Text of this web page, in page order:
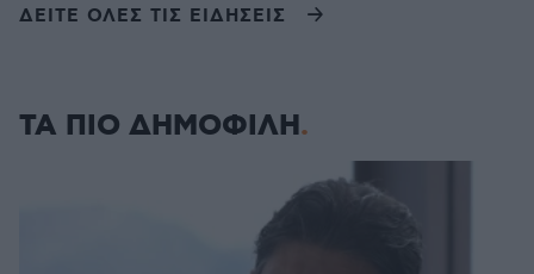
ΔΕΙΤΕ ΟΛΕΣ ΤΙΣ ΕΙΔΗΣΕΙΣ
ΤΑ ΠΙΟ ΔΗΜΟΦΙΛΗ